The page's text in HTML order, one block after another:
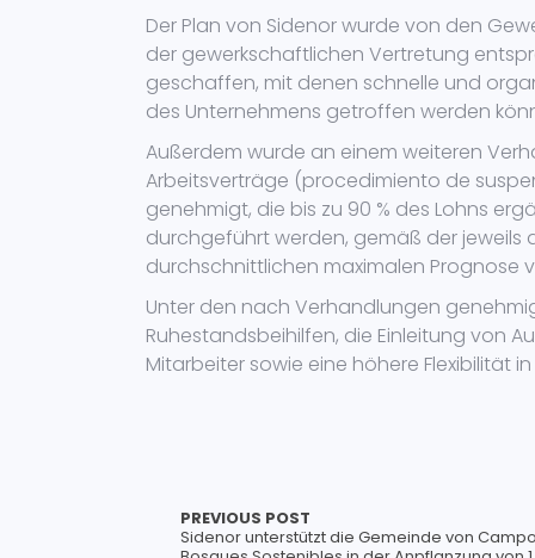
Der Plan von Sidenor wurde von den
der gewerkschaftlichen Vertretung
geschaffen, mit denen schnelle und
des Unternehmens getroffen werden
Außerdem wurde an einem weiteren
Arbeitsverträge (procedimiento de
genehmigt, die bis zu 90 % des Lohns
durchgeführt werden, gemäß der jeweils
durchschnittlichen maximalen Prognose
Unter den nach Verhandlungen
Ruhestandsbeihilfen, die Einleitung von
Mitarbeiter sowie eine höhere Flexibilität
PREVIOUS POST
Sidenor unterstützt die Gemeinde von